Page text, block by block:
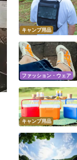
キャンプ用品
ファッション・ウェア
キャンプ用品